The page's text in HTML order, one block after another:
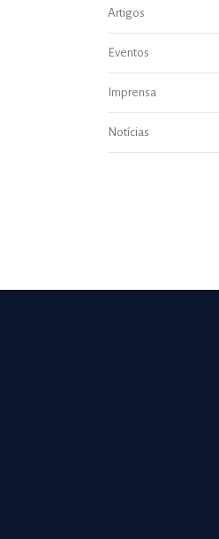
Artigos
Eventos
Imprensa
Notícias